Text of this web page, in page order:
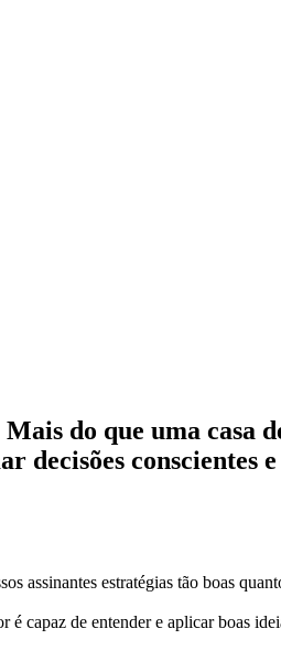
do que uma casa
decisões
assinantes estratégias tão boas
é capaz de entender e aplicar boas